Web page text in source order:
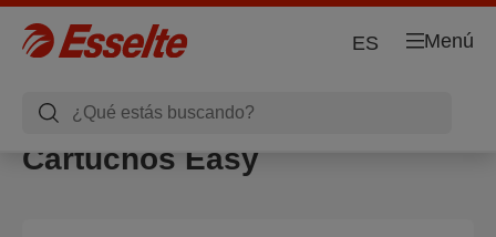
Menú
ES
Cartuchos Easy